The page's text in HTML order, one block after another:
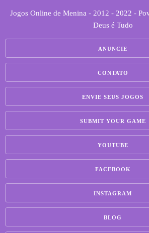
Jogos Online de Menina - 2012 - 2022 -
Deus é Tudo
ANUNCIE
CONTATO
ENVIE SEUS JOGOS
SUBMIT YOUR GAME
YOUTUBE
FACEBOOK
INSTAGRAM
BLOG